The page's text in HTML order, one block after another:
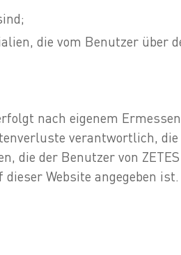
die vom Benutzer über
nach eigenem
verantwortlich,
der Benutzer von
Website angegeben ist.